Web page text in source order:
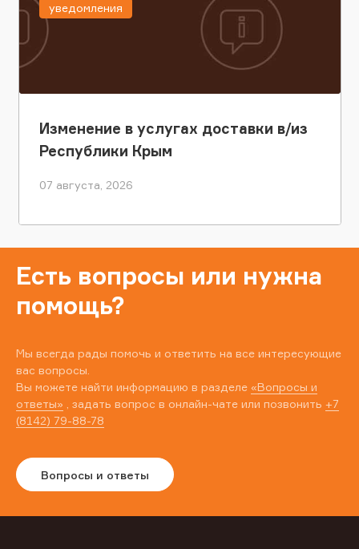
Изменение в услугах доставки в/из
Республики Крым
07 августа, 2026
уведомления
Есть вопросы или нужна
помощь?
Мы всегда рады помочь и ответить на все интересующие
вас вопросы.
Вы можете найти информацию в разделе «Вопросы и
ответы» , задать вопрос в онлайн-чате или позвонить +7
(8142) 79-88-78
Вопросы и ответы